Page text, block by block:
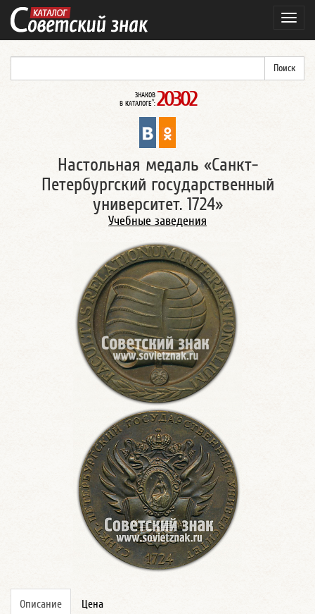
ЗНАКОВ
В КАТАЛОГЕ*: 20302
Настольная медаль «Санкт-
Петербургский государственный
университет. 1724»
Учебные заведения
Описание Цена